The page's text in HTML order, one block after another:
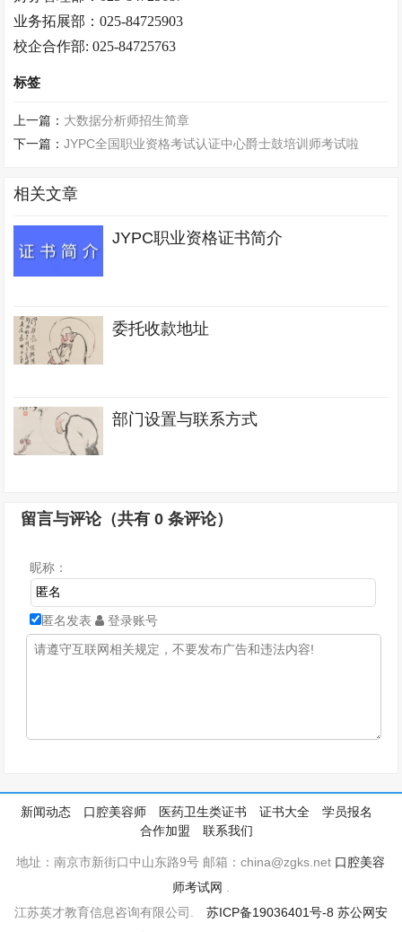
业务拓展部：025-84725903
校企合作部: 025-84725763
标签
上一篇： 大数据分析师招生简章
下一篇：JYPC全国职业资格考试认证中心爵士鼓培训师考试啦
相关文章
JYPC职业资格证书简介
委托收款地址
部门设置与联系方式
留言与评论（共有0 条评论）
昵称：
匿名发表 登录账号
新闻动态 口腔美容师 医药卫生类证书 证书大全
学员报名
合作加盟
联系我们
地址：南京市新街口中山东路9号 邮箱：china@zgks.net 口腔美容
师考试网
江苏英才教育信息咨询有限公司. 苏ICP备19036401号-8 苏公网安